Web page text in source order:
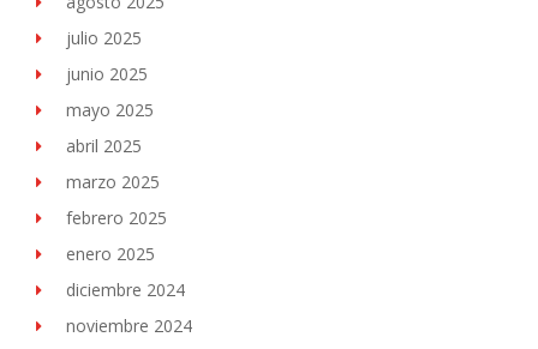
julio 2025
junio 2025
mayo 2025
abril 2025
marzo 2025
febrero 2025
enero 2025
diciembre 2024
noviembre 2024